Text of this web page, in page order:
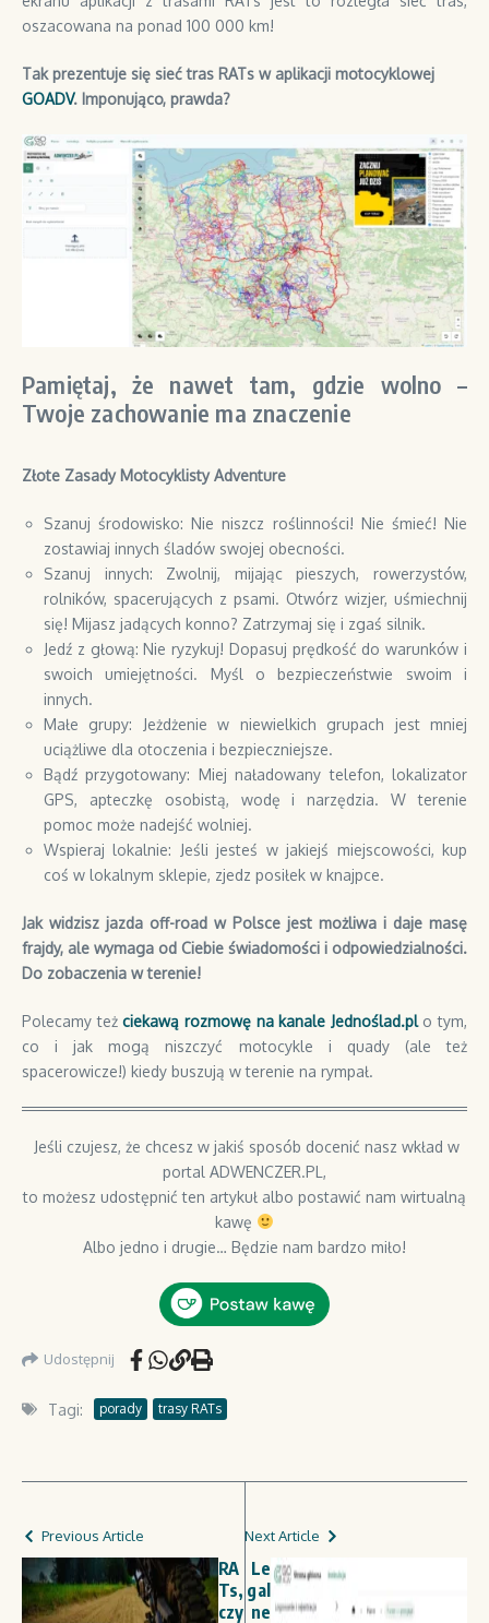
oszacowana na ponad 100 000 km!
Tak prezentuje się sieć tras RATs w aplikacji motocyklowej
GOADV. Imponująco, prawda?
Pamiętaj, że nawet tam, gdzie wolno –
Twoje zachowanie ma znaczenie
Złote Zasady Motocyklisty Adventure
Szanuj środowisko: Nie niszcz roślinności! Nie śmieć! Nie
zostawiaj innych śladów swojej obecności.
Szanuj innych: Zwolnij, mijając pieszych, rowerzystów,
rolników, spacerujących z psami. Otwórz wizjer, uśmiechnij
się! Mijasz jadących konno? Zatrzymaj się i zgaś silnik.
Jedź z głową: Nie ryzykuj! Dopasuj prędkość do warunków i
swoich umiejętności. Myśl o bezpieczeństwie swoim i
innych.
Małe grupy: Jeżdżenie w niewielkich grupach jest mniej
uciążliwe dla otoczenia i bezpieczniejsze.
Bądź przygotowany: Miej naładowany telefon, lokalizator
GPS, apteczkę osobistą, wodę i narzędzia. W terenie
pomoc może nadejść wolniej.
Wspieraj lokalnie: Jeśli jesteś w jakiejś miejscowości, kup
coś w lokalnym sklepie, zjedz posiłek w knajpce.
Jak widzisz jazda off-road w Polsce jest możliwa i daje masę
frajdy, ale wymaga od Ciebie świadomości i odpowiedzialności.
Do zobaczenia w terenie!
Polecamy teżciekawą rozmowę na kanale Jednoślad.plo tym,
co i jak mogą niszczyć motocykle i quady (ale też
spacerowicze!) kiedy buszują w terenie na rympał.
Jeśli czujesz, że chcesz w jakiś sposób docenić nasz wkład w
portal ADWENCZER.PL,
to możesz udostępnić ten artykuł albo postawić nam wirtualną
kawę
Albo jedno i drugie… Będzie nam bardzo miło!
Udostępnij
Tagi: porady trasy RATs
Previous Article
RA
Ts,
czy
Next Article
Le
gal
ne